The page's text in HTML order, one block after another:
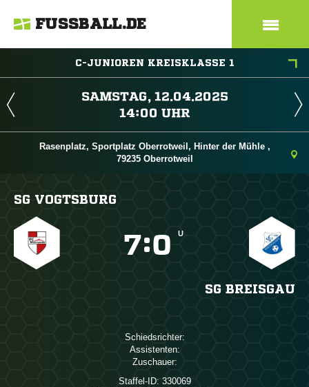
FUSSBALL.DE
C-JUNIOREN KREISKLASSE 1
 
 
Rasenplatz, Sportplatz Oberrotweil, Hinter der Mühle ,
79235 Oberrotweil
SG VOGTSBURG
: U
SG BREISGAU
Schiedsrichter:
Assistenten:
Zuschauer:
Staffel-ID: 330069